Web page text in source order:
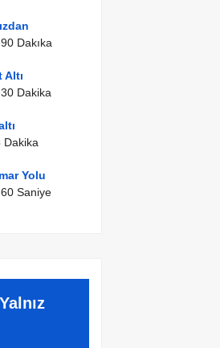
Dakıka
Altı
Dakika
Dakika
Yolu
Saniye